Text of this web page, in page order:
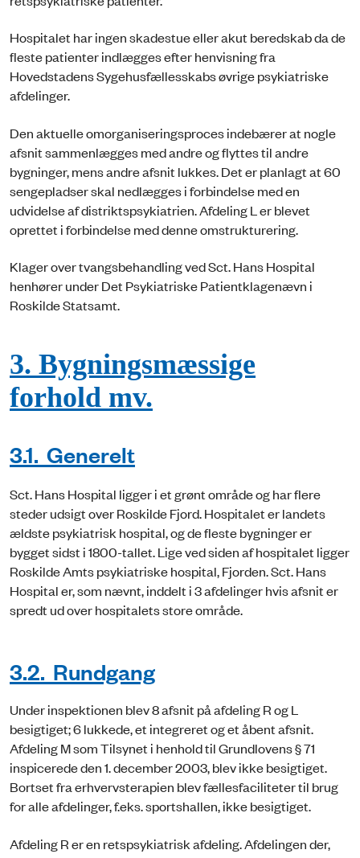
Hospitalet har ingen skadestue eller akut beredskab da de
fleste patienter indlægges efter henvisning fra
Hovedstadens Sygehusfællesskabs øvrige psykiatriske
afdelinger.
Den aktuelle omorganiseringsproces indebærer at nogle
afsnit sammenlægges med andre og flyttes til andre
bygninger, mens andre afsnit lukkes. Det er planlagt at 60
sengepladser skal nedlægges i forbindelse med en
udvidelse af distriktspsykiatrien. Afdeling L er blevet
oprettet i forbindelse med denne omstrukturering.
Klager over tvangsbehandling ved Sct. Hans Hospital
henhører under Det Psykiatriske Patientklagenævn i
Roskilde Statsamt.
3. Bygningsmæssige
forhold mv.
3.1. Generelt
Sct. Hans Hospital ligger i et grønt område og har flere
steder udsigt over Roskilde Fjord. Hospitalet er landets
ældste psykiatrisk hospital, og de fleste bygninger er
bygget sidst i 1800-tallet. Lige ved siden af hospitalet ligger
Roskilde Amts psykiatriske hospital, Fjorden. Sct. Hans
Hospital er, som nævnt, inddelt i 3 afdelinger hvis afsnit er
spredt ud over hospitalets store område.
3.2. Rundgang
Under inspektionen blev 8 afsnit på afdeling R og L
besigtiget; 6 lukkede, et integreret og et åbent afsnit.
Afdeling M som Tilsynet i henhold til Grundlovens § 71
inspicerede den 1. december 2003, blev ikke besigtiget.
Bortset fra erhvervsterapien blev fællesfaciliteter til brug
for alle afdelinger, f.eks. sportshallen, ikke besigtiget.
Afdeling R er en retspsykiatrisk afdeling. Afdelingen der,